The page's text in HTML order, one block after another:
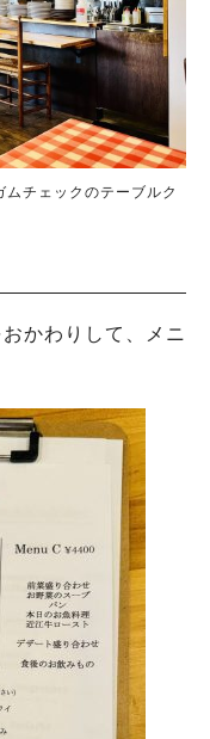
チェックのテーブルク
かわりして、メニ